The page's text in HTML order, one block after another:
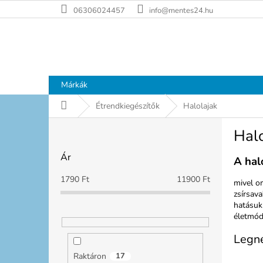
a
06306024457 info@mentes24.hu
Márkák
KezdőlapÉtrendkiegészítők Halolajak
Ár
1790 Ft 11900 Ft
Raktáron 17
A
mivel